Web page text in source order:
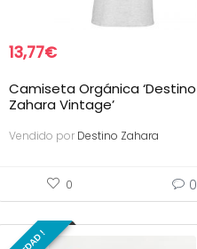
13,77€
Camiseta Orgánica ‘Destino
Zahara Vintage’
Vendido por Destino Zahara
0 0